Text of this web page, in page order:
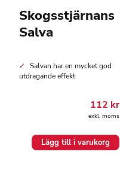
Skogsstjärnans
Salva
Salvan har en mycket god
utdragande effekt
112 kr
exkl. moms
Lägg till i varukorg